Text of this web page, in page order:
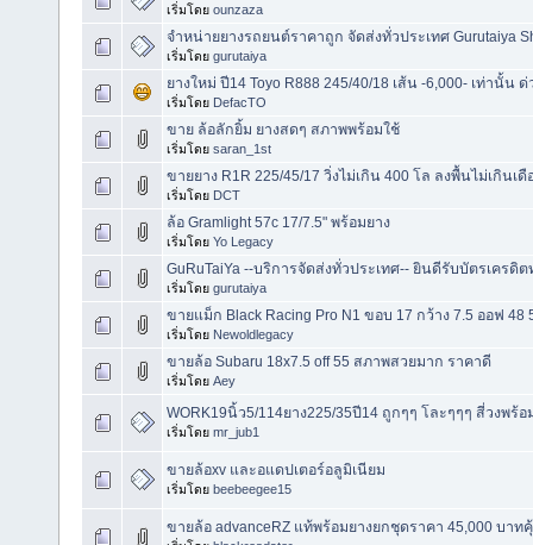
เริ่มโดย ounzaza
จำหน่ายยางรถยนต์ราคาถูก จัดส่งทั่วประเทศ Gurutaiya
เริ่มโดย gurutaiya
ยางใหม่ ปี14 Toyo R888 245/40/18 เส้น -6,000- เท่านั้น ด่
เริ่มโดย DefacTO
ขาย ล้อลักยิ้ม ยางสดๆ สภาพพร้อมใช้
เริ่มโดย saran_1st
ขายยาง R1R 225/45/17 วิ่งไม่เกิน 400 โล ลงพื้นไม่เกินเ
เริ่มโดย DCT
ล้อ Gramlight 57c 17/7.5" พร้อมยาง
เริ่มโดย Yo Legacy
GuRuTaiYa --บริการจัดส่งทั่วประเทศ-- ยินดีรับบัตรเครดิ
เริ่มโดย gurutaiya
ขายแม็ก Black Racing Pro N1 ขอบ 17 กว้าง 7.5 ออฟ 48
เริ่มโดย Newoldlegacy
ขายล้อ Subaru 18x7.5 off 55 สภาพสวยมาก ราคาดี
เริ่มโดย Aey
WORK19นิ้ว5/114ยาง225/35ปี14 ถูกๆๆ โละๆๆๆ สี่วงพร้อ
เริ่มโดย mr_jub1
ขายล้อxv และอแดปเตอร์อลูมิเนียม
เริ่มโดย beebeegee15
ขายล้อ advanceRZ แท้พร้อมยางยกชุดราคา 45,000 บาท